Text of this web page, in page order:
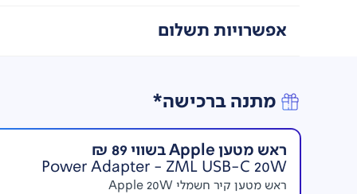
עוגות ועד למתכוני עוגות, ה- iPad מיועד לכל סוגי הפרודוקטיביות.
אפשרויות תשלום
מתנה ברכישה*
ראש מטען Apple בשווי 89 ₪
Power Adapter - ZML USB-C 20W
ראש מטען קיר חשמלי Apple 20W